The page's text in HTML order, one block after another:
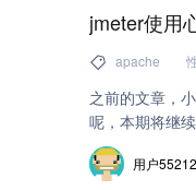
actionscript
highcharts (1)
postgresql (1)
laravel (1)
jmeter使用
apache
之前的文章，
呢，本期将继
用户